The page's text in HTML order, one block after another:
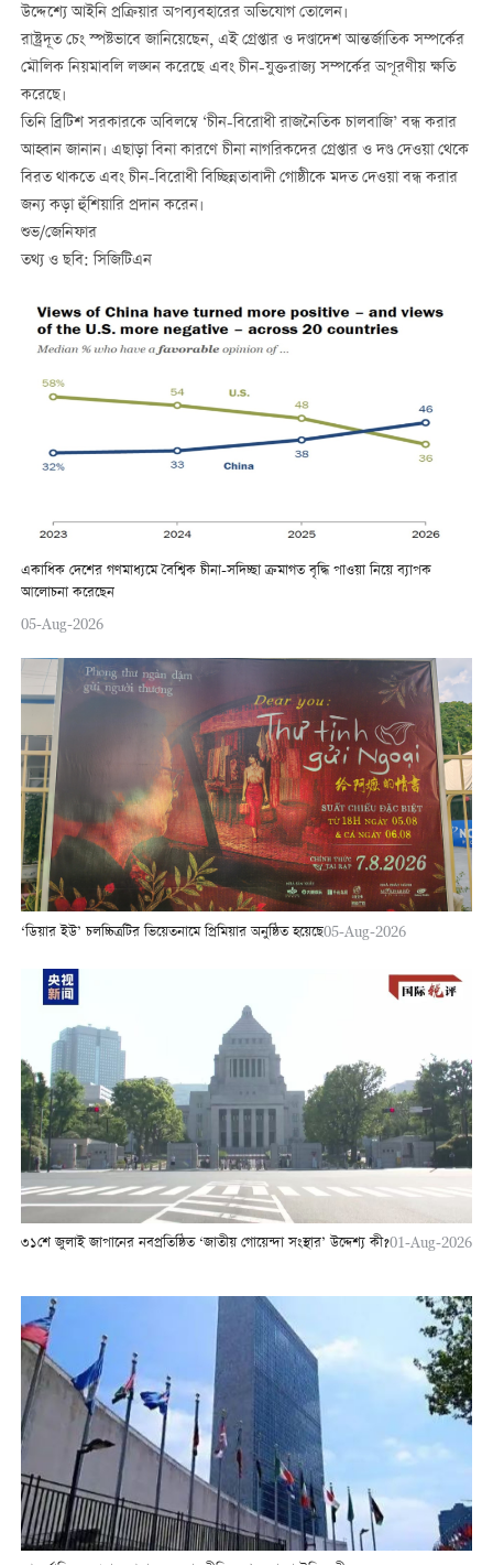
উদ্দেশ্যে আইনি প্রক্রিয়ার অপব্যবহারের অভিযোগ তোলেন।
রাষ্ট্রদূত চেং স্পষ্টভাবে জানিয়েছেন, এই গ্রেপ্তার ও দণ্ডাদেশ আন্তর্জাতিক সম্পর্কের
মৌলিক নিয়মাবলি লঙ্ঘন করেছে এবং চীন-যুক্তরাজ্য সম্পর্কের অপূরণীয় ক্ষতি
করেছে।
তিনি ব্রিটিশ সরকারকে অবিলম্বে ‘চীন-বিরোধী রাজনৈতিক চালবাজি’ বন্ধ করার
আহ্বান জানান। এছাড়া বিনা কারণে চীনা নাগরিকদের গ্রেপ্তার ও দণ্ড দেওয়া থেকে
বিরত থাকতে এবং চীন-বিরোধী বিচ্ছিন্নতাবাদী গোষ্ঠীকে মদত দেওয়া বন্ধ করার
জন্য কড়া হুঁশিয়ারি প্রদান করেন।
শুভ/জেনিফার
তথ্য ও ছবি: সিজিটিএন
একাধিক দেশের গণমাধ্যমে বৈশ্বিক চীনা-সদিচ্ছা ক্রমাগত বৃদ্ধি পাওয়া নিয়ে ব্যাপক
আলোচনা করেছেন
05-Aug-2026
‘ডিয়ার ইউ’ চলচ্চিত্রটির ভিয়েতনামে প্রিমিয়ার অনুষ্ঠিত হয়েছে05-Aug-2026
৩১শে জুলাই জাপানের নবপ্রতিষ্ঠিত ‘জাতীয় গোয়েন্দা সংস্থার’ উদ্দেশ্য কী?01-Aug-2026